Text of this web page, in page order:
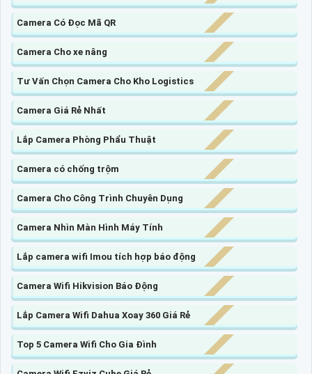
Camera Có Đọc Mã QR
Camera Cho xe nâng
Tư Vấn Chọn Camera Cho Kho Logistics
Camera Giá Rẻ Nhất
Lắp Camera Phòng Phẩu Thuật
Camera có chống trộm
Camera Cho Công Trình Chuyên Dụng
Camera Nhìn Màn Hình Máy Tính
Lắp camera wifi Imou tích hợp báo động
Camera Wifi Hikvision Báo Động
Lắp Camera Wifi Dahua Xoay 360 Giá Rẻ
Top 5 Camera Wifi Cho Gia Đình